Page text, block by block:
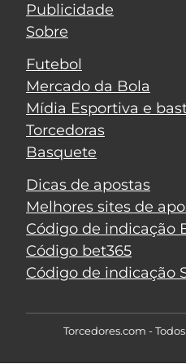
Publicidade
Sobre
Futebol
Mercado da Bola
Mídia Esportiva e
Torcedoras
Basquete
Dicas de apostas
Melhores sites de
Código de indicação
Código bet365
Código de indicação
Torcedores.com -